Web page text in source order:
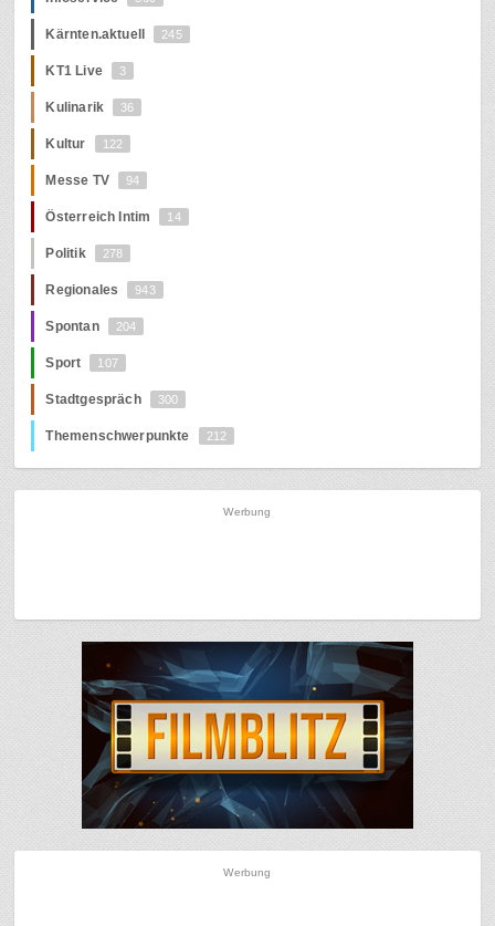
Kärnten.aktuell 245
KT1 Live 3
Kulinarik 36
Kultur 122
Messe TV 94
Österreich Intim 14
Politik 278
Regionales 943
Spontan 204
Sport 107
Stadtgespräch 300
Themenschwerpunkte 212
Werbung
Werbung